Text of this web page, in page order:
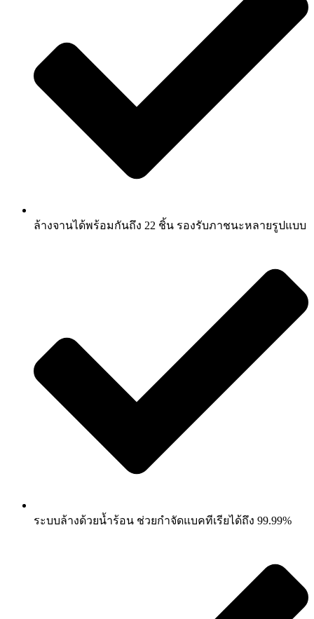
ล้างจานได้พร้อมกันถึง 22 ชิ้น รองรับภาชนะหลายรูปแบบ
ระบบล้างด้วยน้ำร้อน ช่วยกำจัดแบคทีเรียได้ถึง 99.99%